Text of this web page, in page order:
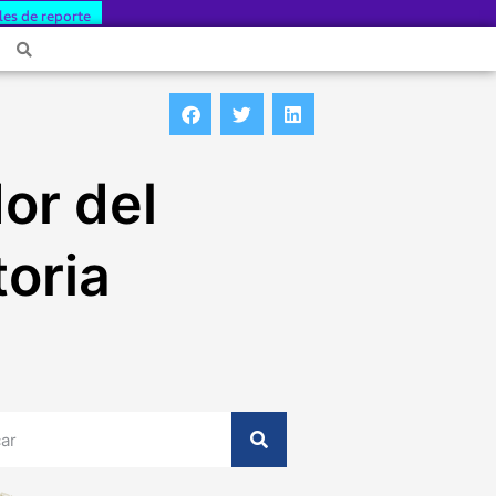
de reporte
del